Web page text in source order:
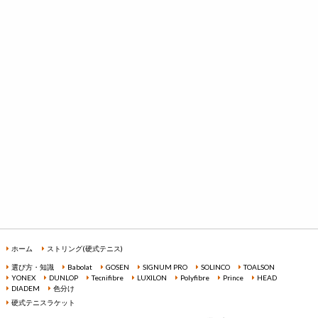
ホーム ストリング(硬式テニス)
選び方・知識 Babolat GOSEN SIGNUM PRO SOLINCO
TOALSON
YONEX
DUNLOP Tecnifibre LUXILON Polyfibre Prince
HEAD
DIADEM
色分け
硬式テニスラケット